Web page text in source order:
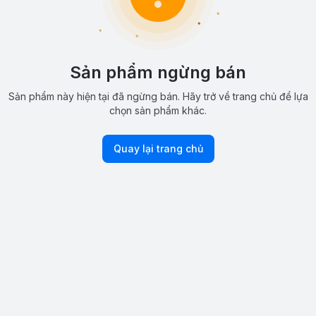
Sản phẩm ngừng bán
Sản phẩm này hiện tại đã ngừng bán. Hãy trở về trang chủ để lựa
chọn sản phẩm khác.
Quay lại trang chủ